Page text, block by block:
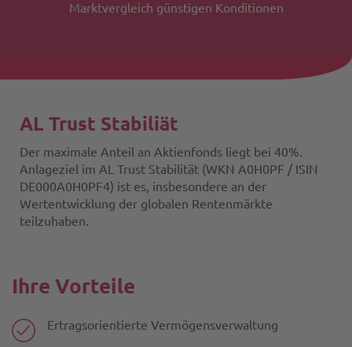
Marktvergleich günstigen Konditionen
AL Trust Stabiliät
Der maximale Anteil an Aktienfonds liegt bei 40%.
Anlageziel im AL Trust Stabilität (WKN A0H0PF / ISIN
DE000A0H0PF4) ist es, insbesondere an der
Wertentwicklung der globalen Rentenmärkte
teilzuhaben.
Ihre Vorteile
Ertragsorientierte Vermögensverwaltung